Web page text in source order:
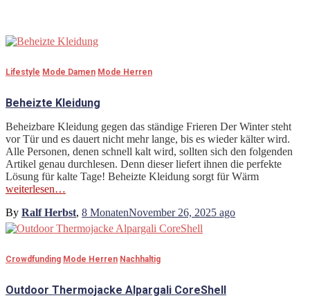
Lifestyle Mode Damen Mode Herren
Beheizte Kleidung
Beheizbare Kleidung gegen das ständige Frieren Der Winter steht
vor Tür und es dauert nicht mehr lange, bis es wieder kälter wird.
Alle Personen, denen schnell kalt wird, sollten sich den folgenden
Artikel genau durchlesen. Denn dieser liefert ihnen die perfekte
Lösung für kalte Tage! Beheizte Kleidung sorgt für Wärm
weiterlesen…
By Ralf Herbst, 8 MonatenNovember 26, 2025 ago
Crowdfunding Mode Herren Nachhaltig
Outdoor Thermojacke Alpargali CoreShell